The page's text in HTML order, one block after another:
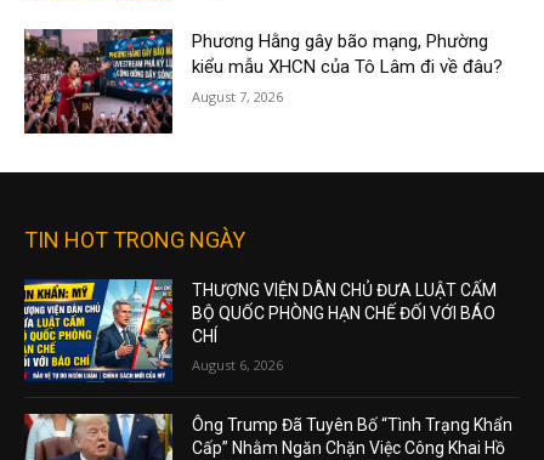
Phương Hằng gây bão mạng, Phường
kiểu mẫu XHCN của Tô Lâm đi về đâu?
August 7, 2026
TIN HOT TRONG NGÀY
THƯỢNG VIỆN DÂN CHỦ ĐƯA LUẬT CẤM
BỘ QUỐC PHÒNG HẠN CHẾ ĐỐI VỚI BÁO
CHÍ
August 6, 2026
Ông Trump Đã Tuyên Bố “Tình Trạng Khẩn
Cấp” Nhằm Ngăn Chặn Việc Công Khai Hồ